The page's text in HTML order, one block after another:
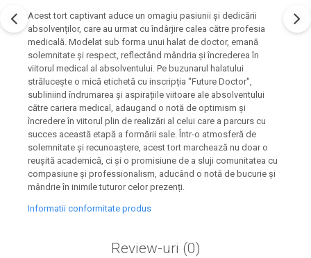
Acest tort captivant aduce un omagiu pasiunii și dedicării
absolvenților, care au urmat cu îndârjire calea către profesia
medicală. Modelat sub forma unui halat de doctor, emană
solemnitate și respect, reflectând mândria și încrederea în
viitorul medical al absolventului. Pe buzunarul halatului
strălucește o mică etichetă cu inscripția "Future Doctor",
subliniind îndrumarea și aspirațiile viitoare ale absolventului
către cariera medical, adaugand o notă de optimism și
încredere în viitorul plin de realizări al celui care a parcurs cu
succes această etapă a formării sale. Într-o atmosferă de
solemnitate și recunoaștere, acest tort marchează nu doar o
reușită academică, ci și o promisiune de a sluji comunitatea cu
compasiune și professionalism, aducând o notă de bucurie și
mândrie în inimile tuturor celor prezenți.
Informatii conformitate produs
Review-uri (0)